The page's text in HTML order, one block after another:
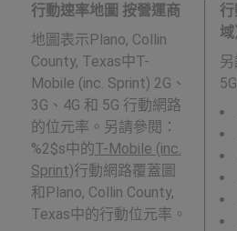
行動速率地圖 按營運商
地圖表示Plano, Collin
County, Texas中T-
Mobile (inc. Sprint) 2G、
3G、4G 和 5G 行動網路
的位元率。另請參閱：
%2$s中的T-Mobile (inc.
Sprint)行動網路覆蓋圖
和Plano, Collin County,
Texas中的行動位元率。
域